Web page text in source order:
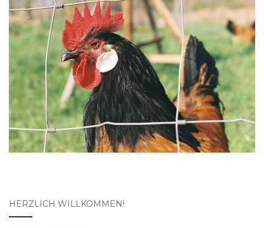
HERZLICH WILLKOMMEN!